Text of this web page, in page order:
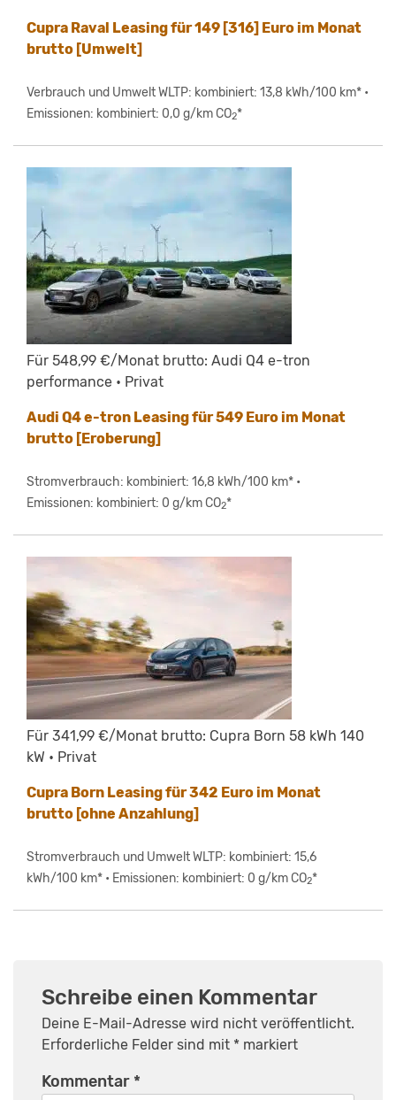
Cupra Raval Leasing für 149 [316] Euro im Monat
brutto [Umwelt]
Verbrauch und Umwelt WLTP: kombiniert: 13,8 kWh/100 km* •
Emissionen: kombiniert: 0,0 g/km CO2*
Für 548,99 €/Monat brutto: Audi Q4 e-tron
performance • Privat
Audi Q4 e-tron Leasing für 549 Euro im Monat
brutto [Eroberung]
Stromverbrauch: kombiniert: 16,8 kWh/100 km* •
Emissionen: kombiniert: 0 g/km CO2*
Für 341,99 €/Monat brutto: Cupra Born 58 kWh 140
kW • Privat
Cupra Born Leasing für 342 Euro im Monat
brutto [ohne Anzahlung]
Stromverbrauch und Umwelt WLTP: kombiniert: 15,6
kWh/100 km* • Emissionen: kombiniert: 0 g/km CO2*
Schreibe einen Kommentar
Deine E-Mail-Adresse wird nicht veröffentlicht.
Erforderliche Felder sind mit * markiert
Kommentar *